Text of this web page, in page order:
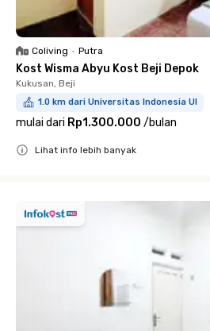
Coliving • Putra
Kost Wisma Abyu Kost Beji Depok
Kukusan, Beji
1.0 km dari Universitas Indonesia UI
mulai dari Rp1.300.000 /bulan
Lihat info lebih banyak